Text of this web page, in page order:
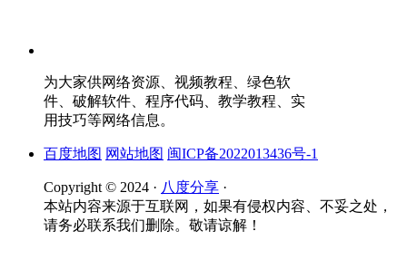
为大家供网络资源、视频教程、绿色软
件、破解软件、程序代码、教学教程、实
用技巧等网络信息。
百度地图 网站地图 闽ICP备2022013436号-1
Copyright © 2024 · 八度分享 ·
本站内容来源于互联网，如果有侵权内容、不妥之处，
请务必联系我们删除。敬请谅解！